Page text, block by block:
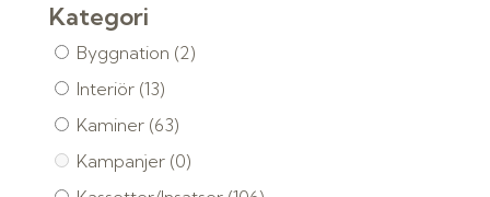
Kategori
Byggnation (2)
Interiör (13)
Kaminer (63)
Kampanjer (0)